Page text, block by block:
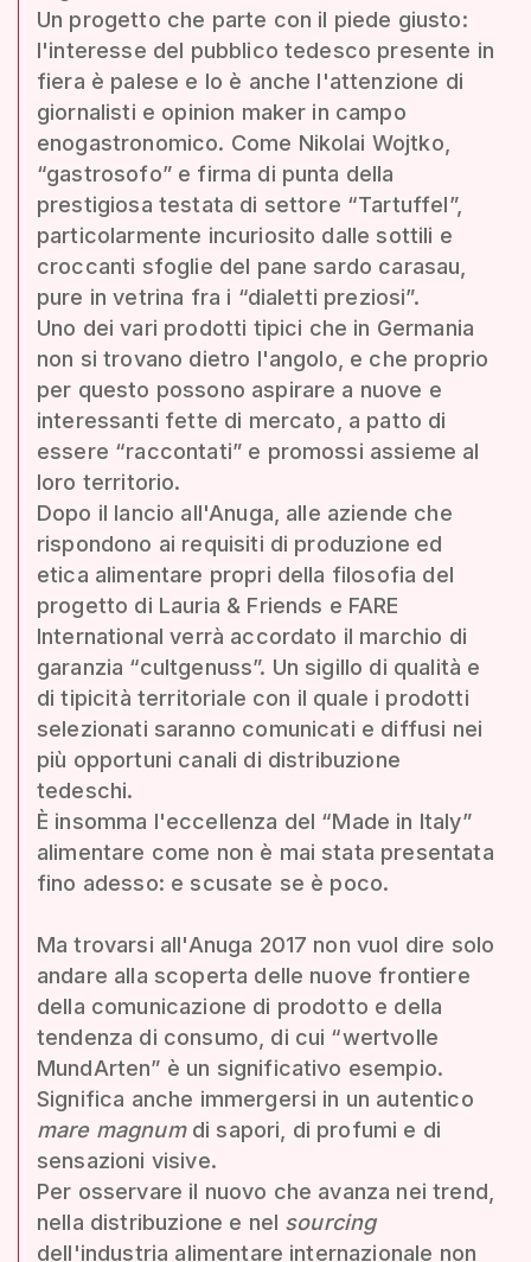
Un progetto che parte con il piede giusto:
l'interesse del pubblico tedesco presente in
fiera è palese e lo è anche l'attenzione di
giornalisti e opinion maker in campo
enogastronomico. Come Nikolai Wojtko,
“gastrosofo” e firma di punta della
prestigiosa testata di settore “Tartuffel”,
particolarmente incuriosito dalle sottili e
croccanti sfoglie del pane sardo carasau,
pure in vetrina fra i “dialetti preziosi”.
Uno dei vari prodotti tipici che in Germania
non si trovano dietro l'angolo, e che proprio
per questo possono aspirare a nuove e
interessanti fette di mercato, a patto di
essere “raccontati” e promossi assieme al
loro territorio.
Dopo il lancio all'Anuga, alle aziende che
rispondono ai requisiti di produzione ed
etica alimentare propri della filosofia del
progetto di Lauria & Friends e FARE
International verrà accordato il marchio di
garanzia “cultgenuss”. Un sigillo di qualità e
di tipicità territoriale con il quale i prodotti
selezionati saranno comunicati e diffusi nei
più opportuni canali di distribuzione
tedeschi.
È insomma l'eccellenza del “Made in Italy”
alimentare come non è mai stata presentata
fino adesso: e scusate se è poco.
Ma trovarsi all'Anuga 2017 non vuol dire solo
andare alla scoperta delle nuove frontiere
della comunicazione di prodotto e della
tendenza di consumo, di cui “wertvolle
MundArten” è un significativo esempio.
Significa anche immergersi in un autentico
mare magnumdi sapori, di profumi e di
sensazioni visive.
Per osservare il nuovo che avanza nei trend,
nella distribuzione e nel sourcing
dell'industria alimentare internazionale non